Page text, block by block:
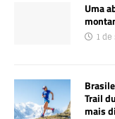
Uma
1
Trail
mais